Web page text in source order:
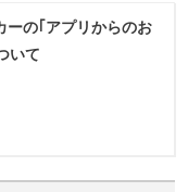
ーの｢アプリからのお
いて